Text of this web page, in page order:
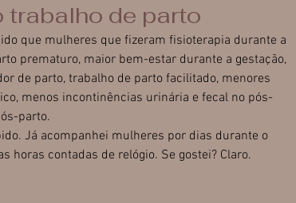
trabalho de parto
que mulheres que fizeram fisioterapia durante a
prematuro, maior bem-estar durante a gestação,
de parto, trabalho de parto facilitado, menores
menos incontinências urinária e fecal no pós-
parto.
Já acompanhei mulheres por dias durante o
horas contadas de relógio. Se gostei? Claro.